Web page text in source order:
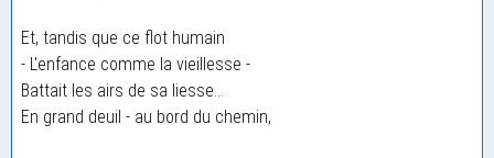
Et, tandis que ce flot humain
- L'enfance comme la vieillesse -
Battait les airs de sa liesse...
En grand deuil - au bord du chemin,